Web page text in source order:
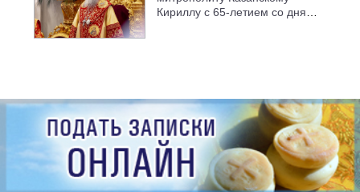
Кириллу с 65-летием со дня